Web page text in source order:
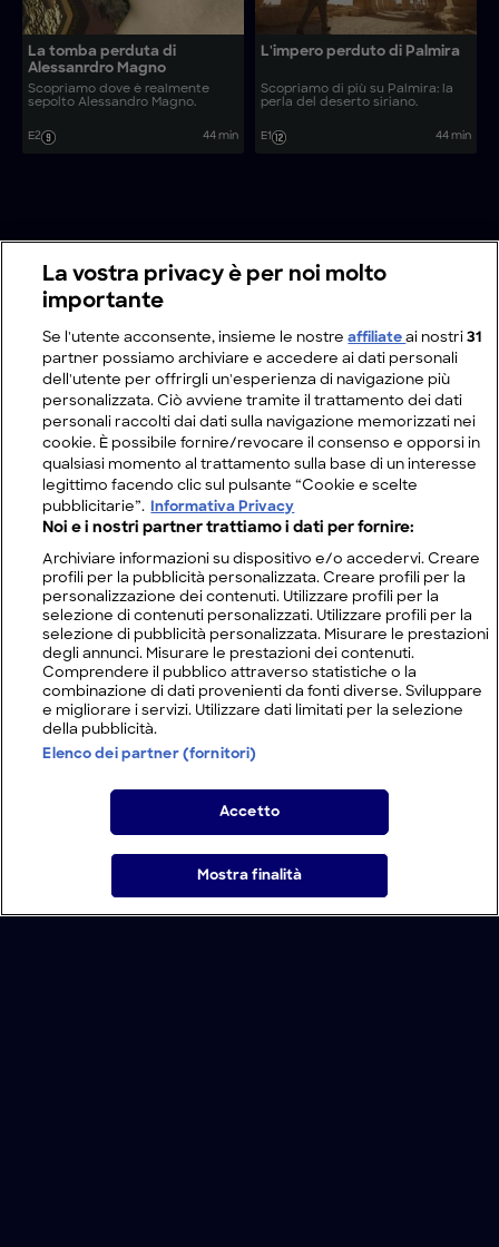
La tomba perduta di
Alessanrdro Magno
Scopriamo dove è realmente
sepolto Alessandro Magno.
E2 44 min
L'impero perduto di Palmira
Scopriamo di più su Palmira: la
perla del deserto siriano.
E1 44 min
La vostra privacy è per noi molto
importante
Se l'utente acconsente, insieme le nostreaffiliateai nostri31
partner possiamo archiviare e accedere ai dati personali
dell'utente per offrirgli un'esperienza di navigazione più
personalizzata. Ciò avviene tramite il trattamento dei dati
personali raccolti dai dati sulla navigazione memorizzati nei
cookie. È possibile fornire/revocare il consenso e opporsi in
qualsiasi momento al trattamento sulla base di un interesse
legittimo facendo clic sul pulsante “Cookie e scelte
pubblicitarie”.
Informativa Privacy
Noi e i nostri partner trattiamo i dati per fornire:
Archiviare informazioni su dispositivo e/o accedervi. Creare
profili per la pubblicità personalizzata. Creare profili per la
personalizzazione dei contenuti. Utilizzare profili per la
selezione di contenuti personalizzati. Utilizzare profili per la
selezione di pubblicità personalizzata. Misurare le prestazioni
degli annunci. Misurare le prestazioni dei contenuti.
Comprendere il pubblico attraverso statistiche o la
combinazione di dati provenienti da fonti diverse. Sviluppare
e migliorare i servizi. Utilizzare dati limitati per la selezione
della pubblicità.
Elenco dei partner (fornitori)
Accetto
Mostra finalità